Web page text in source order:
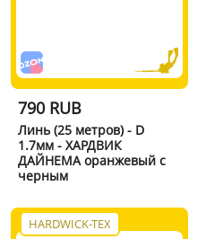
790 RUB
Линь (25 метров) - D
1.7мм - ХАРДВИК
ДАЙНЕМА оранжевый с
черным
HARDWICK-TEX